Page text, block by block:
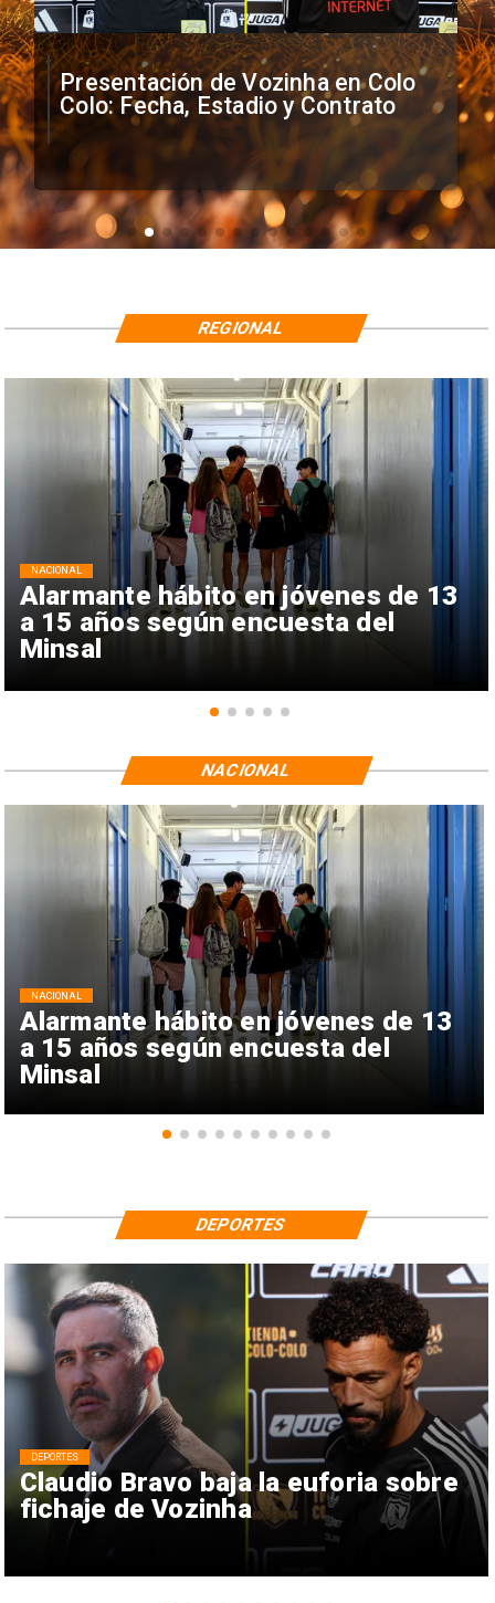
Presentación de Vozinha en Colo
Colo: Fecha, Estadio y Contrato
Alarmante hábito en jóvenes de 13
a 15 años según encuesta del
Minsal
NACIONAL
REGIONAL
Alarmante hábito en jóvenes de 13
a 15 años según encuesta del
Minsal
NACIONAL
NACIONAL
Claudio Bravo baja la euforia sobre
fichaje de Vozinha
DEPORTES
DEPORTES